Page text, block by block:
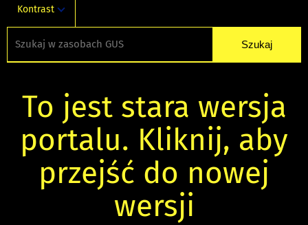
Kontrast
To jest stara wersja
portalu. Kliknij, aby
przejść do nowej
wersji